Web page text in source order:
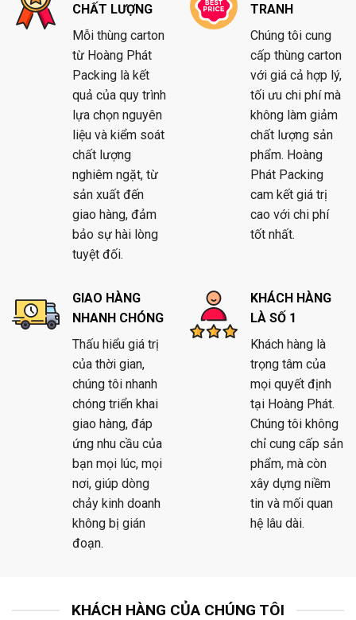
CHẤT LƯỢNG
Mỗi thùng carton
từ Hoàng Phát
Packing là kết
quả của quy trình
lựa chọn nguyên
liệu và kiểm soát
chất lượng
nghiêm ngặt, từ
sản xuất đến
giao hàng, đảm
bảo sự hài lòng
tuyệt đối.
TRANH
Chúng tôi cung
cấp thùng carton
với giá cả hợp lý,
tối ưu chi phí mà
không làm giảm
chất lượng sản
phẩm. Hoàng
Phát Packing
cam kết giá trị
cao với chi phí
tốt nhất.
GIAO HÀNG
NHANH CHÓNG
Thấu hiểu giá trị
của thời gian,
chúng tôi nhanh
chóng triển khai
giao hàng, đáp
ứng nhu cầu của
bạn mọi lúc, mọi
nơi, giúp dòng
chảy kinh doanh
không bị gián
đoạn.
KHÁCH HÀNG
LÀ SỐ 1
Khách hàng là
trọng tâm của
mọi quyết định
tại Hoàng Phát.
Chúng tôi không
chỉ cung cấp sản
phẩm, mà còn
xây dựng niềm
tin và mối quan
hệ lâu dài.
KHÁCH HÀNG CỦA CHÚNG TÔI